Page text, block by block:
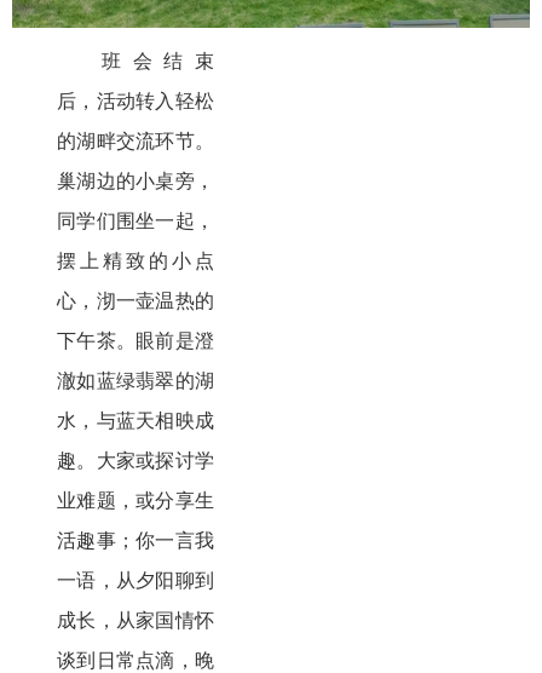
班会结束
后，活动转入轻松
的湖畔交流环节。
巢湖边的小桌旁，
同学们围坐一起，
摆上精致的小点
心，沏一壶温热的
下午茶。眼前是澄
澈如蓝绿翡翠的湖
水，与蓝天相映成
趣。大家或探讨学
业难题，或分享生
活趣事；你一言我
一语，从夕阳聊到
成长，从家国情怀
谈到日常点滴，晚